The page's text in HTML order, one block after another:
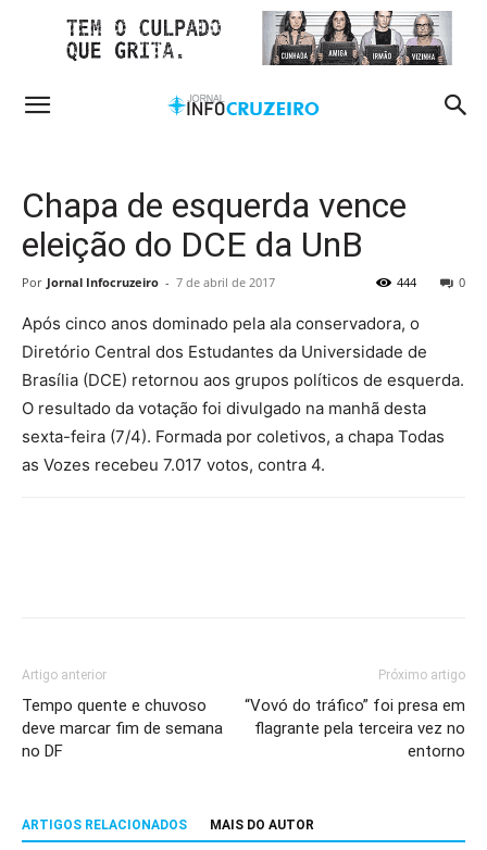
Chapa de esquerda vence
eleição do DCE da UnB
Por Jornal Infocruzeiro - 7 de abril de 2017 0
444
Após cinco anos dominado pela ala conservadora, o
Diretório Central dos Estudantes da Universidade de
Brasília (DCE) retornou aos grupos políticos de esquerda.
O resultado da votação foi divulgado na manhã desta
sexta-feira (7/4). Formada por coletivos, a chapa Todas
as Vozes recebeu 7.017 votos, contra 4.
Artigo anterior
Tempo quente e chuvoso
deve marcar fim de semana
no DF
Próximo artigo
“Vovó do tráfico” foi presa em
flagrante pela terceira vez no
entorno
ARTIGOS RELACIONADOS MAIS DO AUTOR